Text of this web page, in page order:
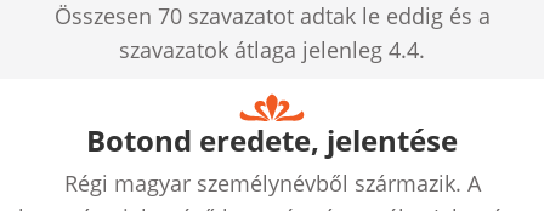
Összesen 70szavazatot adtak le eddig és a
szavazatok átlaga jelenleg 4.4.
Botond eredete, jelentése
Régi magyar személynévből származik. A